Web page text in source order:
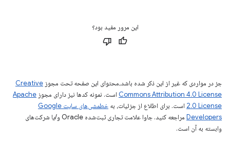
این مرور مفید بود؟
جز در مواردی که غیر از این ذکر شده باشد،‌محتوای این صفحه تحت مجوز Creative
Commons Attribution 4.0 License است. نمونه کدها نیز دارای مجوز Apache
2.0 License است. برای اطلاع از جزئیات، به
خطمشی‌های سایت Google
Developers‏
مراجعه کنید. جاوا علامت تجاری ثبت‌شده Oracle و/یا شرکت‌های
وابسته به آن است.